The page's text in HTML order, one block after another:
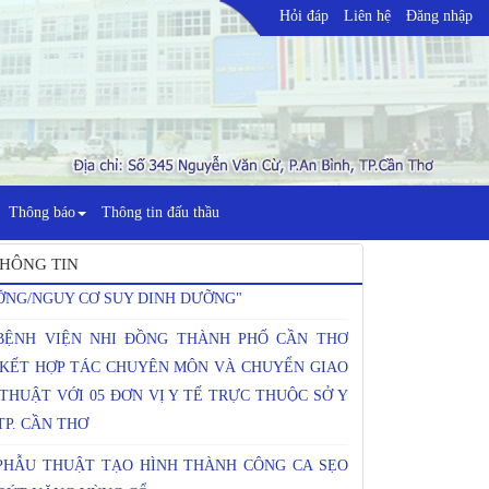
Hỏi đáp Liên hệ Đăng nhập
Thông báo Thông tin đấu thầu
TIN
HOẠT KHOA HỌC KỸ THUẬT CHUYÊN ĐỀ
HÀNH LÂM SÀNG TRONG TƯ VẤN DINH
HIỆU QUẢ CHO TRẺ SUY DINH
NGUY CƠ SUY DINH DƯỠNG"
HỢP TÁC CHUYÊN MÔN VÀ CHUYỂN GIAO
VỚI 05 ĐƠN VỊ Y TẾ TRỰC THUỘC SỞ Y
CẦN THƠ
NẶNG VÙNG CỔ